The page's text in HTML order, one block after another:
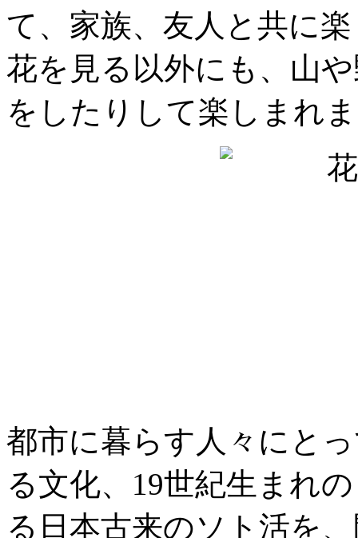
て、家族、友人と共に
花を見る以外にも、山
をしたりして楽しまれ
都市に暮らす人々にと
る文化、19世紀生まれ
る日本古来のソト活を